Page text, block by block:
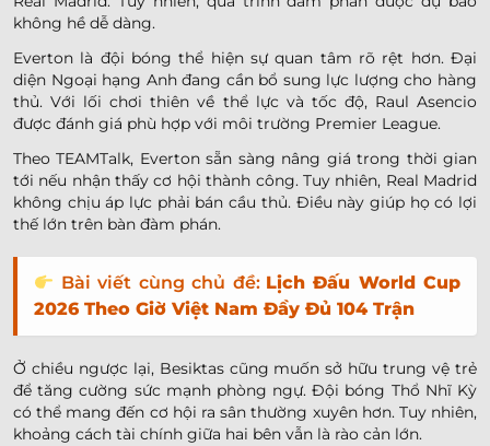
không hề dễ dàng.
Everton là đội bóng thể hiện sự quan tâm rõ rệt hơn. Đại
diện Ngoại hạng Anh đang cần bổ sung lực lượng cho hàng
thủ. Với lối chơi thiên về thể lực và tốc độ, Raul Asencio
được đánh giá phù hợp với môi trường Premier League.
Theo TEAMTalk, Everton sẵn sàng nâng giá trong thời gian
tới nếu nhận thấy cơ hội thành công. Tuy nhiên, Real Madrid
không chịu áp lực phải bán cầu thủ. Điều này giúp họ có lợi
thế lớn trên bàn đàm phán.
Bài viết cùng chủ đề: Lịch Đấu World Cup
2026 Theo Giờ Việt Nam Đầy Đủ 104 Trận
Ở chiều ngược lại, Besiktas cũng muốn sở hữu trung vệ trẻ
để tăng cường sức mạnh phòng ngự. Đội bóng Thổ Nhĩ Kỳ
có thể mang đến cơ hội ra sân thường xuyên hơn. Tuy nhiên,
khoảng cách tài chính giữa hai bên vẫn là rào cản lớn.